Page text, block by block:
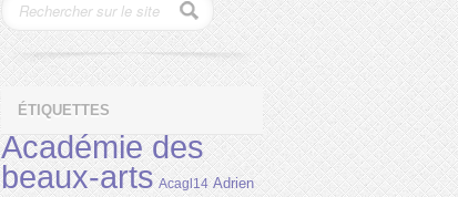
ÉTIQUETTES
Académie des
beaux-arts Acagl14 Adrien